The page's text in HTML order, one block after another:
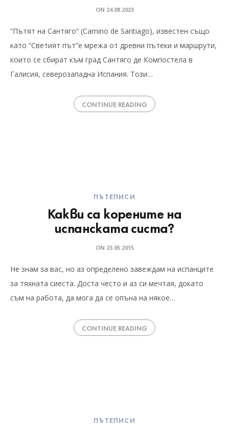
ON 24.08.2023
“Пътят на Сантяго” (Camino de Santiago), известен също
като “Светият път”е мрежа от древни пътеки и маршрути,
които се сбират към град Сантяго де Компостела в
Галисия, северозападна Испания. Този…
CONTINUE READING
ПЪТЕПИСИ
Какви са корените на
испанската систа?
ON 23.05.2015
Не знам за вас, но аз определено завеждам на испанците
за тяхната сиеста. Доста често и аз си мечтая, докато
съм на работа, да мога да се опъна на някое…
CONTINUE READING
ПЪТЕПИСИ